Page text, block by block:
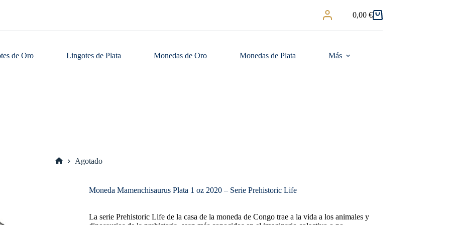
Carro
0,00 €
de Oro Lingotes de Plata Monedas de Oro Monedas de Plata Más
Agotado
Moneda Mamenchisaurus Plata 1 oz 2020 – Serie Prehistoric Life
La serie Prehistoric Life de la casa de la moneda de Congo trae a la vida a los animales y